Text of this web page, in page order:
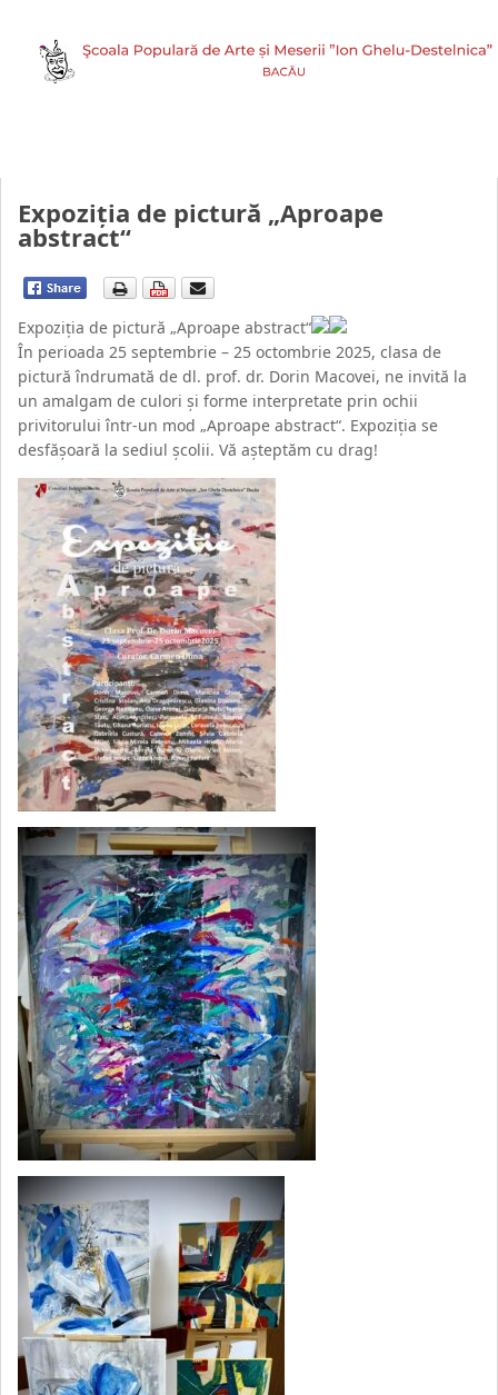
Expoziția de pictură „Aproape
abstract“
Expoziția de pictură „Aproape abstract“
În perioada 25 septembrie – 25 octombrie 2025, clasa de
pictură îndrumată de dl. prof. dr. Dorin Macovei, ne invită la
un amalgam de culori și forme interpretate prin ochii
privitorului într-un mod „Aproape abstract“. Expoziția se
desfășoară la sediul școlii. Vă așteptăm cu drag!